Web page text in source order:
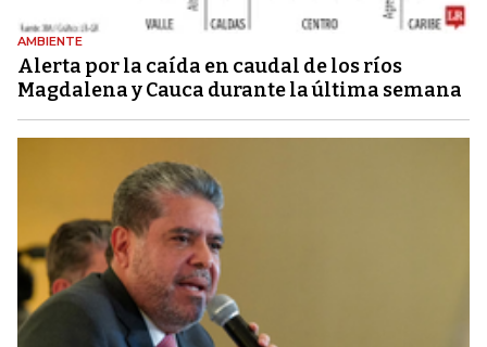
AMBIENTE
Alerta por la caída en caudal de los ríos
Magdalena y Cauca durante la última semana